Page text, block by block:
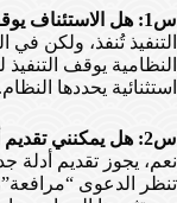
س1: هل الاستئناف يوقف تنفيذ الحكم؟
التنفيذ تُنفذ، ولكن في
النظامية يوقف
استثنائية يحددها النظام.
س2: هل يمكنني تقديم أدلة جديدة في الاستئناف لم أقدمها سابقاً؟
نعم، يجوز تقديم أدلة
تنظر الدعوى